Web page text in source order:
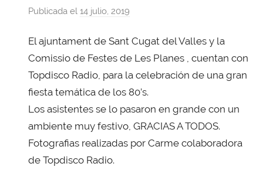
Publicada el 14 julio, 2019
r
X
a
v
o
b
El ajuntament de Sant Cugat del Valles y la
Comissio de Festes de Les Planes , cuentan con
Topdisco Radio, para la celebración de una gran
fiesta temática de los 80’s.
Los asistentes se lo pasaron en grande con un
ambiente muy festivo, GRACIAS A TODOS.
Fotografias realizadas por Carme colaboradora
de Topdisco Radio.